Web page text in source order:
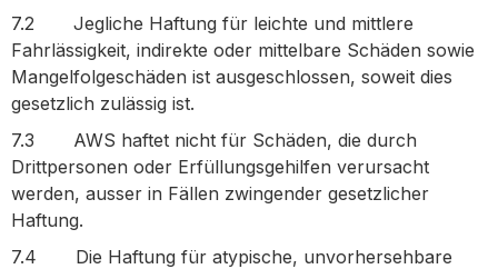
7.2 Jegliche Haftung für leichte und mittlere
Fahrlässigkeit, indirekte oder mittelbare Schäden sowie
Mangelfolgeschäden ist ausgeschlossen, soweit dies
gesetzlich zulässig ist.
7.3 AWS haftet nicht für Schäden, die durch
Drittpersonen oder Erfüllungsgehilfen verursacht
werden, ausser in Fällen zwingender gesetzlicher
Haftung.
7.4 Die Haftung für atypische, unvorhersehbare